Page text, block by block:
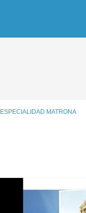
ESPECIALIDAD MATRONA